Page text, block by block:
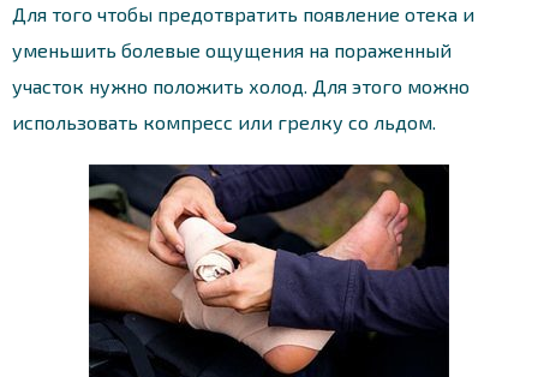
Для того чтобы предотвратить появление отека и
уменьшить болевые ощущения на пораженный
участок нужно положить холод. Для этого можно
использовать компресс или грелку со льдом.